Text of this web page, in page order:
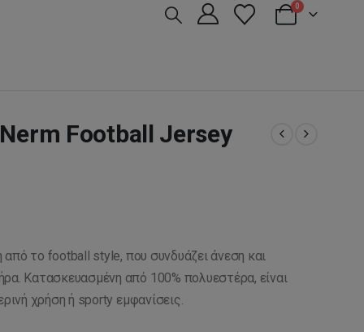
0
Football Jersey
το football style, που συνδυάζει άνεση και
Κατασκευασμένη από 100% πολυεστέρα, είναι
χρήση ή sporty εμφανίσεις.